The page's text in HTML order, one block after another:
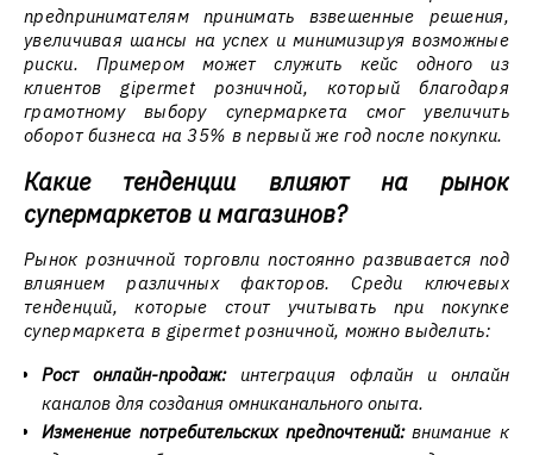
предпринимателям принимать взвешенные решения,
увеличивая шансы на успех и минимизируя возможные
риски. Примером может служить кейс одного из
клиентов gipermet розничной, который благодаря
грамотному выбору супермаркета смог увеличить
оборот бизнеса на 35% в первый же год после покупки.
Какие тенденции влияют на рынок
супермаркетов и магазинов?
Рынок розничной торговли постоянно развивается под
влиянием различных факторов. Среди ключевых
тенденций, которые стоит учитывать при покупке
супермаркета в gipermet розничной, можно выделить:
Рост онлайн-продаж:интеграция офлайн и онлайн
каналов для создания омниканального опыта.
Изменение потребительских предпочтений:внимание к